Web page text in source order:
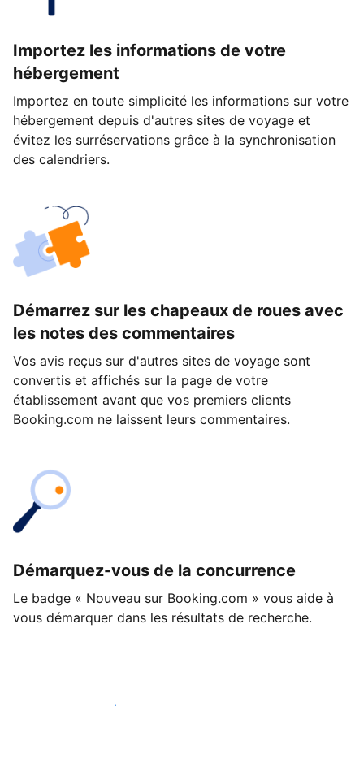
Importez les informations de votre
hébergement
Importez en toute simplicité les informations sur votre
hébergement depuis d'autres sites de voyage et
évitez les surréservations grâce à la synchronisation
des calendriers.
Démarrez sur les chapeaux de roues avec
les notes des commentaires
Vos avis reçus sur d'autres sites de voyage sont
convertis et affichés sur la page de votre
établissement avant que vos premiers clients
Booking.com ne laissent leurs commentaires.
Démarquez-vous de la concurrence
Le badge « Nouveau sur Booking.com » vous aide à
vous démarquer dans les résultats de recherche.
Lancez-vous dès aujourd'hui